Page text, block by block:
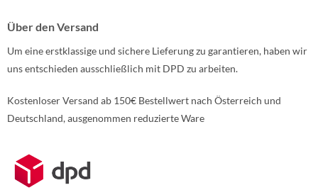
Über den Versand
Um eine erstklassige und sichere Lieferung zu garantieren, haben wir
uns entschieden ausschließlich mit DPD zu arbeiten.
Kostenloser Versand ab 150€ Bestellwert nach Österreich und
Deutschland, ausgenommen reduzierte Ware